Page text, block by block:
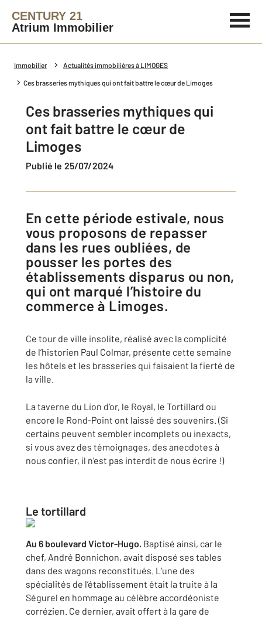
CENTURY 21
Atrium Immobilier
Immobilier Actualités immobilières à LIMOGES
Ces brasseries mythiques qui ont fait battre le cœur de Limoges
Ces brasseries mythiques qui
ont fait battre le cœur de
Limoges
Publié le 25/07/2024
En cette période estivale, nous
vous proposons de repasser
dans les rues oubliées, de
pousser les portes des
établissements disparus ou non,
qui ont marqué l’histoire du
commerce à Limoges.
Ce tour de ville insolite, réalisé avec la complicité
de l’historien Paul Colmar, présente cette semaine
les hôtels et les brasseries qui faisaient la fierté de
la ville.
La taverne du Lion d’or, le Royal, le Tortillard ou
encore le Rond-Point ont laissé des souvenirs. (Si
certains peuvent sembler incomplets ou inexacts,
si vous avez des témoignages, des anecdotes à
nous confier, il n’est pas interdit de nous écrire !)
Le tortillard
Au 6 boulevard Victor-Hugo. Baptisé ainsi, car le
chef, André Bonnichon, avait disposé ses tables
dans des wagons reconstitués. L’une des
spécialités de l’établissement était la truite à la
Ségurel en hommage au célèbre accordéoniste
corrézien. Ce dernier, avait offert à la gare de